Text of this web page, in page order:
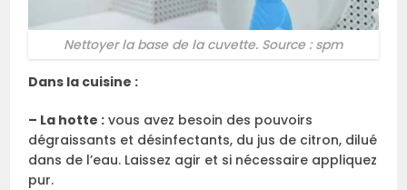
Nettoyer la base de la cuvette. Source : spm
Dans la cuisine :
– La hotte : vous avez besoin des pouvoirs
dégraissants et désinfectants, du jus de citron, dilué
dans de l’eau. Laissez agir et si nécessaire appliquez
pur.